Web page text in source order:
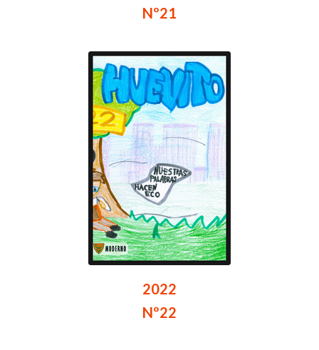
Nº21
2022
Nº22